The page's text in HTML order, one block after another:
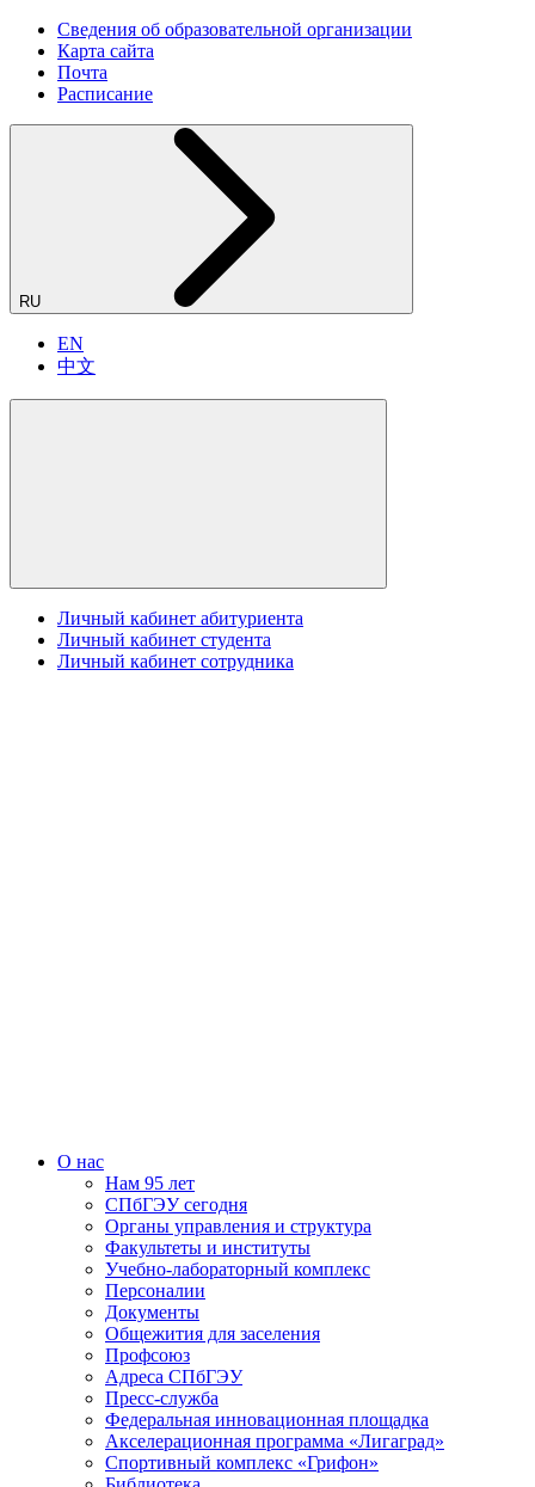
Сведения об образовательной организации
Карта сайта
Почта
Расписание
RU
EN
中文
Личный кабинет абитуриента
Личный кабинет студента
Личный кабинет сотрудника
О нас
Нам 95 лет
СПбГЭУ сегодня
Органы управления и структура
Факультеты и институты
Учебно-лабораторный комплекс
Персоналии
Документы
Общежития для заселения
Профсоюз
Адреса СПбГЭУ
Пресс-служба
Федеральная инновационная площадка
Акселерационная программа «Лигаград»­­
Спортивный комплекс «Грифон»